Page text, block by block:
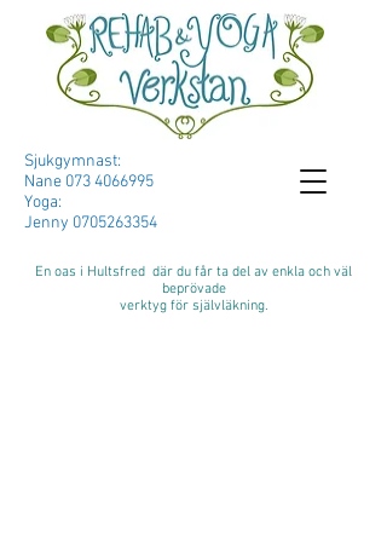
Sjukgymnast:
Nane 073 4066995
Yoga:
Jenny 0705263354
En oas i Hultsfred där du får ta del av enkla och väl
beprövade
verktyg för självläkning.